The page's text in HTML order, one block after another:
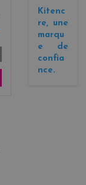
Kitenc
re, une
marqu
e de
confia
nce.